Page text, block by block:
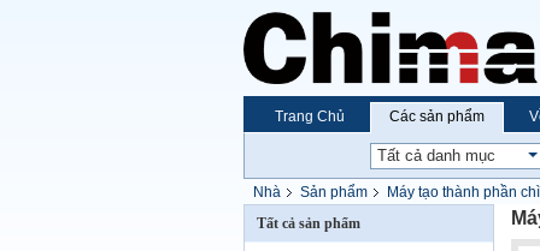
Trang Chủ Các sản phẩm
Nhà Sản phẩm Máy tạo thành phần chì
Tất cả sản phẩm